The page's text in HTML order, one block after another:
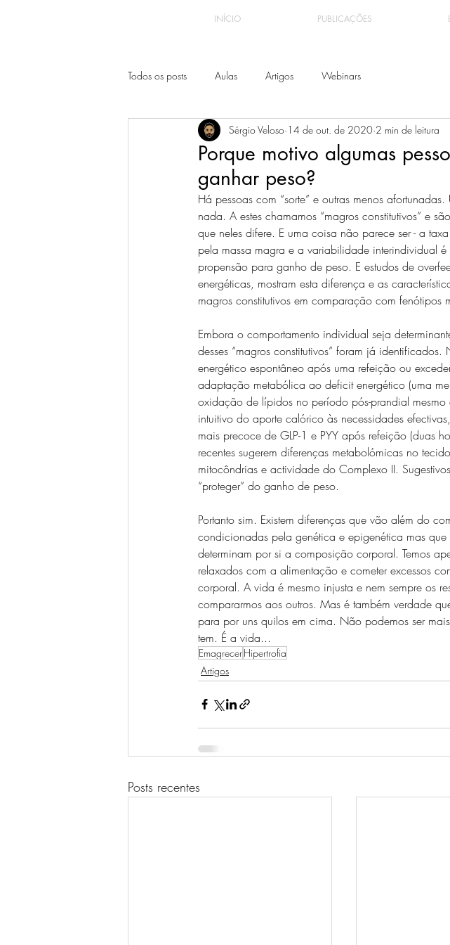
INÍCIO PUBLICAÇÕES
Todos os posts Aulas Artigos Webinars
Porque motivo algumas
ganhar peso?
Sérgio Veloso 14 de out. de 2020 2 min de leitura
Há pessoas com “sorte” e outras menos
nada. A estes chamamos “magros constitutivos” e
que neles difere. E uma coisa não parece ser - a
pela massa magra e a variabilidade interindividual
propensão para ganho de peso. E estudos de
energéticas, mostram esta diferença e as
magros constitutivos em comparação com fenótipos
Embora o comportamento individual seja
desses “magros constitutivos” foram já
energético espontâneo após uma refeição ou
adaptação metabólica ao deficit energético (uma
oxidação de lípidos no período pós-prandial
intuitivo do aporte calórico às necessidades
mais precoce de GLP-1 e PYY após refeição (duas
recentes sugerem diferenças metabolómicas no
mitocôndrias e actividade do Complexo II.
“proteger” do ganho de peso.
Portanto sim. Existem diferenças que vão além do
condicionadas pela genética e epigenética mas
determinam por si a composição corporal. Temos
relaxados com a alimentação e cometer excessos
corporal. A vida é mesmo injusta e nem sempre os
compararmos aos outros. Mas é também verdade
para por uns quilos em cima. Não podemos ser
tem. É a vida...
EmagrecerHipertrofia
Artigos
Posts recentes